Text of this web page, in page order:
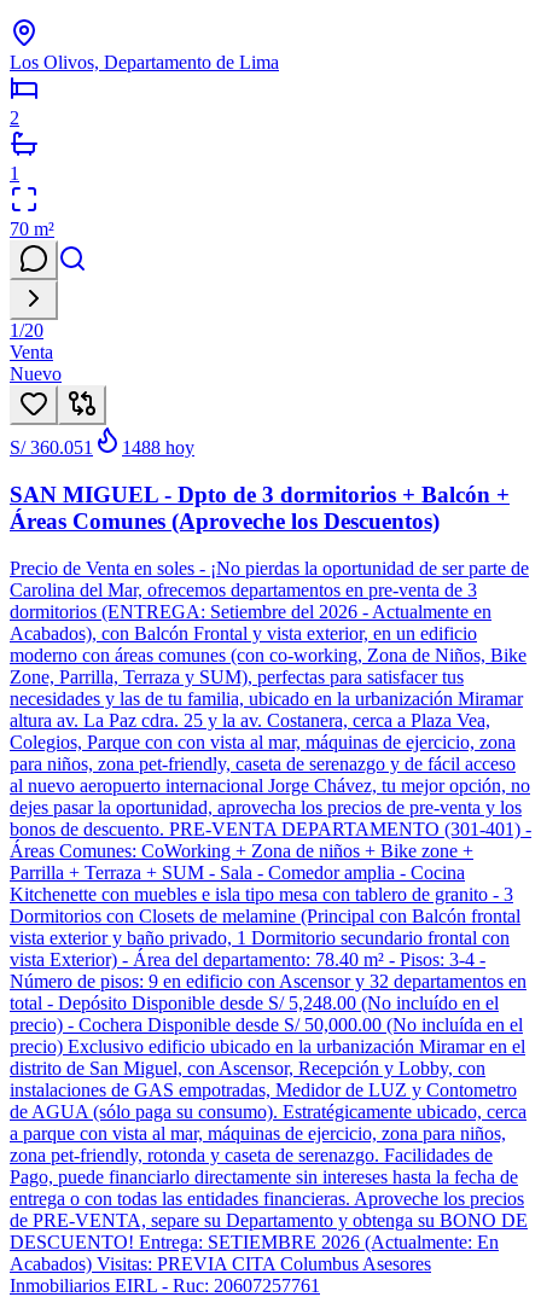
Los Olivos, Departamento de Lima
2
1
70 m²
1/20
Venta
Nuevo
S/ 360.051 1488 hoy
SAN MIGUEL - Dpto de 3 dormitorios + Balcón +
Áreas Comunes (Aproveche los Descuentos)
Precio de Venta en soles - ¡No pierdas la oportunidad de ser parte de
Carolina del Mar, ofrecemos departamentos en pre-venta de 3
dormitorios (ENTREGA: Setiembre del 2026 - Actualmente en
Acabados), con Balcón Frontal y vista exterior, en un edificio
moderno con áreas comunes (con co-working, Zona de Niños, Bike
Zone, Parrilla, Terraza y SUM), perfectas para satisfacer tus
necesidades y las de tu familia, ubicado en la urbanización Miramar
altura av. La Paz cdra. 25 y la av. Costanera, cerca a Plaza Vea,
Colegios, Parque con con vista al mar, máquinas de ejercicio, zona
para niños, zona pet-friendly, caseta de serenazgo y de fácil acceso
al nuevo aeropuerto internacional Jorge Chávez, tu mejor opción, no
dejes pasar la oportunidad, aprovecha los precios de pre-venta y los
bonos de descuento. PRE-VENTA DEPARTAMENTO (301-401) -
Áreas Comunes: CoWorking + Zona de niños + Bike zone +
Parrilla + Terraza + SUM - Sala - Comedor amplia - Cocina
Kitchenette con muebles e isla tipo mesa con tablero de granito - 3
Dormitorios con Closets de melamine (Principal con Balcón frontal
vista exterior y baño privado, 1 Dormitorio secundario frontal con
vista Exterior) - Área del departamento: 78.40 m² - Pisos: 3-4 -
Número de pisos: 9 en edificio con Ascensor y 32 departamentos en
total - Depósito Disponible desde S/ 5,248.00 (No incluído en el
precio) - Cochera Disponible desde S/ 50,000.00 (No incluída en el
precio) Exclusivo edificio ubicado en la urbanización Miramar en el
distrito de San Miguel, con Ascensor, Recepción y Lobby, con
instalaciones de GAS empotradas, Medidor de LUZ y Contometro
de AGUA (sólo paga su consumo). Estratégicamente ubicado, cerca
a parque con vista al mar, máquinas de ejercicio, zona para niños,
zona pet-friendly, rotonda y caseta de serenazgo. Facilidades de
Pago, puede financiarlo directamente sin intereses hasta la fecha de
entrega o con todas las entidades financieras. Aproveche los precios
de PRE-VENTA, separe su Departamento y obtenga su BONO DE
DESCUENTO! Entrega: SETIEMBRE 2026 (Actualmente: En
Acabados) Visitas: PREVIA CITA Columbus Asesores
Inmobiliarios EIRL - Ruc: 20607257761